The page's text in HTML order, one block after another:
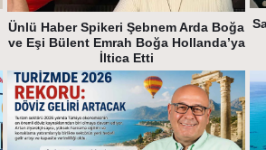
Ünlü Haber Spikeri Şebnem Arda Boğa
ve Eşi Bülent Emrah Boğa Hollanda’ya
İltica Etti